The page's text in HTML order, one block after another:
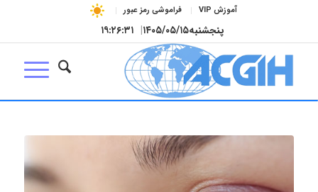
آموزش VIP فراموشی رمز عبور
پنجشنبه۱۴۰۵/۰۵/۱۵| ۱۹:۲۶:۳۱